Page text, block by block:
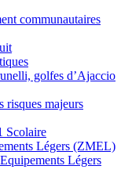
communautaires
golfes d’Ajaccio
risques majeurs
Scolaire
Légers (ZMEL)
Légers